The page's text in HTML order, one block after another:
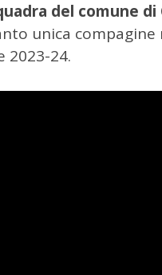
del comune di
unica
2023-24.